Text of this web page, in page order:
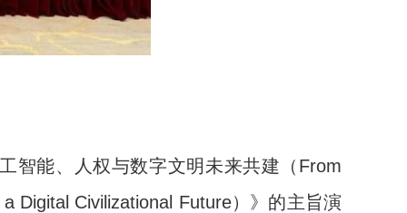
智能、人权与数字文明未来共建（ From
Digital Civilizational Future）》的主旨演